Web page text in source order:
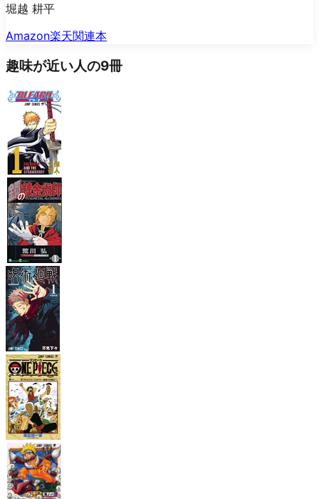
堀越 耕平
Amazon楽天関連本
趣味が近い人の9冊